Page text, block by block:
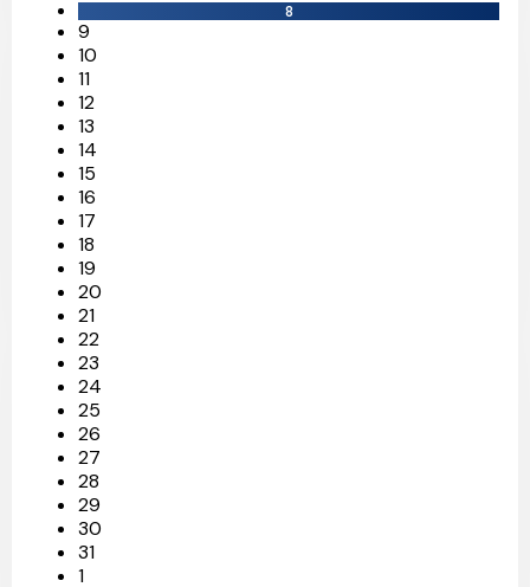
8
9
10
11
12
13
14
15
16
17
18
19
20
21
22
23
24
25
26
27
28
29
30
31
1